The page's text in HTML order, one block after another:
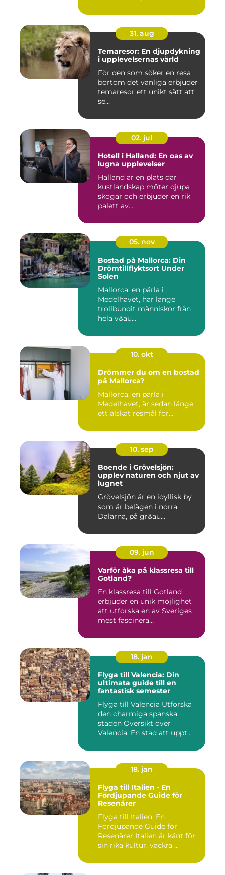
31. aug
Temaresor: En djupdykning
i upplevelsernas värld
För den som söker en resa
bortom det vanliga erbjuder
temaresor ett unikt sätt att
se...
02. jul
Hotell i Halland: En oas av
lugna upplevelser
Halland är en plats där
kustlandskap möter djupa
skogar och erbjuder en rik
palett av...
05. nov
Bostad på Mallorca: Din
Drömtillflyktsort Under
Solen
Mallorca, en pärla i
Medelhavet, har länge
trollbundit människor från
hela v&au...
10. okt
Drömmer du om en bostad
på Mallorca?
Mallorca, en pärla i
Medelhavet, är sedan länge
ett älskat resmål för...
10. sep
Boende i Grövelsjön:
upplev naturen och njut av
lugnet
Grövelsjön är en idyllisk by
som är belägen i norra
Dalarna, på gr&au...
09. jun
Varför åka på klassresa till
Gotland?
En klassresa till Gotland
erbjuder en unik möjlighet
att utforska en av Sveriges
mest fascinera...
18. jan
Flyga till Valencia: Din
ultimata guide till en
fantastisk semester
Flyga till Valencia Utforska
den charmiga spanska
staden Översikt över
Valencia: En stad att uppt...
18. jan
Flyga till Italien - En
Fördjupande Guide för
Resenärer
Flyga till Italien: En
Fördjupande Guide för
Resenärer Italien är känt för
sin rika kultur, vackra ...